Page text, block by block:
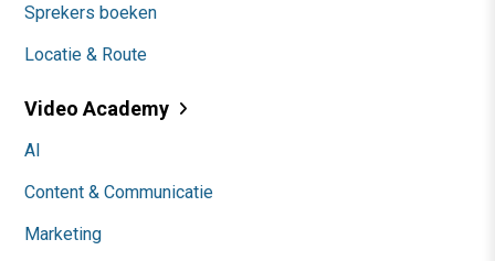
Sprekers boeken
Locatie & Route
Video Academy
AI
Content & Communicatie
Marketing